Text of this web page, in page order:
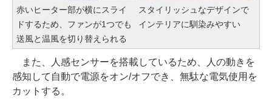
赤いヒーター部が横にスライ
ドするため、ファンが1つでも
送風と温風を切り替えられる
スタイリッシュなデザインで
インテリアに馴染みやすい
また、人感センサーを搭載しているため、人の動きを
感知して自動で電源をオン/オフでき、無駄な電気使用を
カットする。